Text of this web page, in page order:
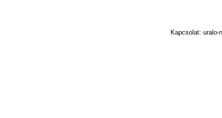
Kapcsolat: uralo-